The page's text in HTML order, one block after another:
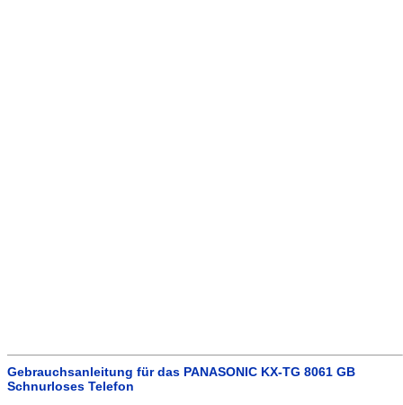
Gebrauchsanleitung für das PANASONIC KX-TG 8061 GB
Schnurloses Telefon